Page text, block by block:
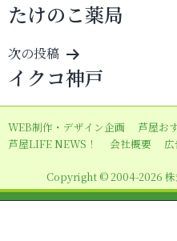
稿
ナ
ビ
ゲ
ー
シ
ン
たけのこ薬局
次の投稿
イクコ神戸
WEB制作・デザイン企画 芦屋お
芦屋LIFE NEWS！
会社概要
Copyright © 2004-2026